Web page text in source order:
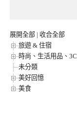
展開全部 | 收合全部
旅遊 & 住宿
時尚、生活用品、3C
未分類
美好回憶
美食